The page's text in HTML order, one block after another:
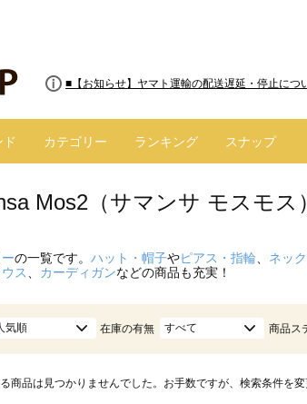
■【お知らせ】ヤマト運輸の配送遅延・停止につ
ド カテゴリー ランキング スナップ
Mos2（サマンサ モスモス
の一覧です。 ハット・帽子やピアス・指輪 ネッ
ス
カーディガンなどの商品も充実！
気順 在庫の有無 すべて 商品ス
商品は見つかりませんでした。お手数ですが、検索条件を変